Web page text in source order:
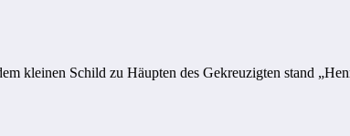
kleinen Schild zu Häupten des Gekreuzigten stand